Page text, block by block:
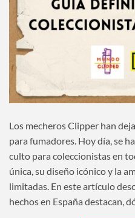
Los mecheros Clipper han
para fumadores. Hoy día, se
culto para coleccionistas en
única, su diseño icónico y la
limitadas. En este artículo
hechos en España destacan,